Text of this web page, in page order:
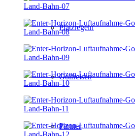
Platzregeln
Golfreisen
Partner